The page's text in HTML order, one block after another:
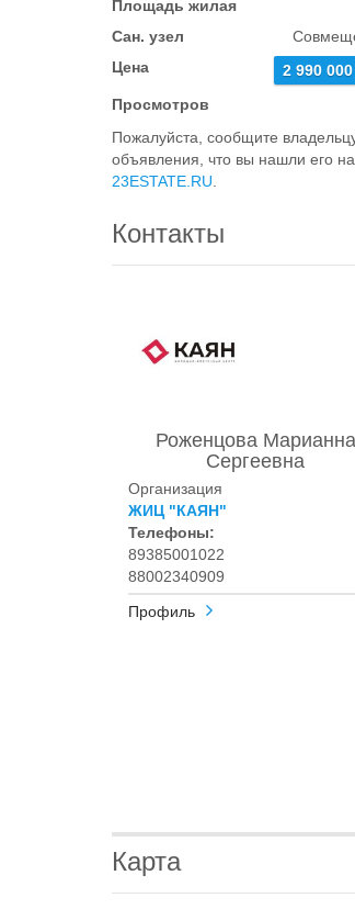
Площадь жилая
Сан. узел
Цена
2 990
Просмотров
Пожалуйста, сообщите
объявления, что вы нашли его на
23ESTATE.RU
Контакты
Роженцова Марианна
Сергеевна
Организация
ЖИЦ "КАЯН"
Телефоны:
89385001022
88002340909
Профиль
Карта